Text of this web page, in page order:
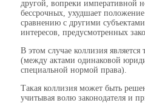
другой, вопреки императивной
бессрочных, ухудшает
сравнению с другими
интересов, предусмотренных
В этом случае коллизия
(между актами одинаковой
специальной нормой права).
Такая коллизия может быть
учитывая волю законодателя и